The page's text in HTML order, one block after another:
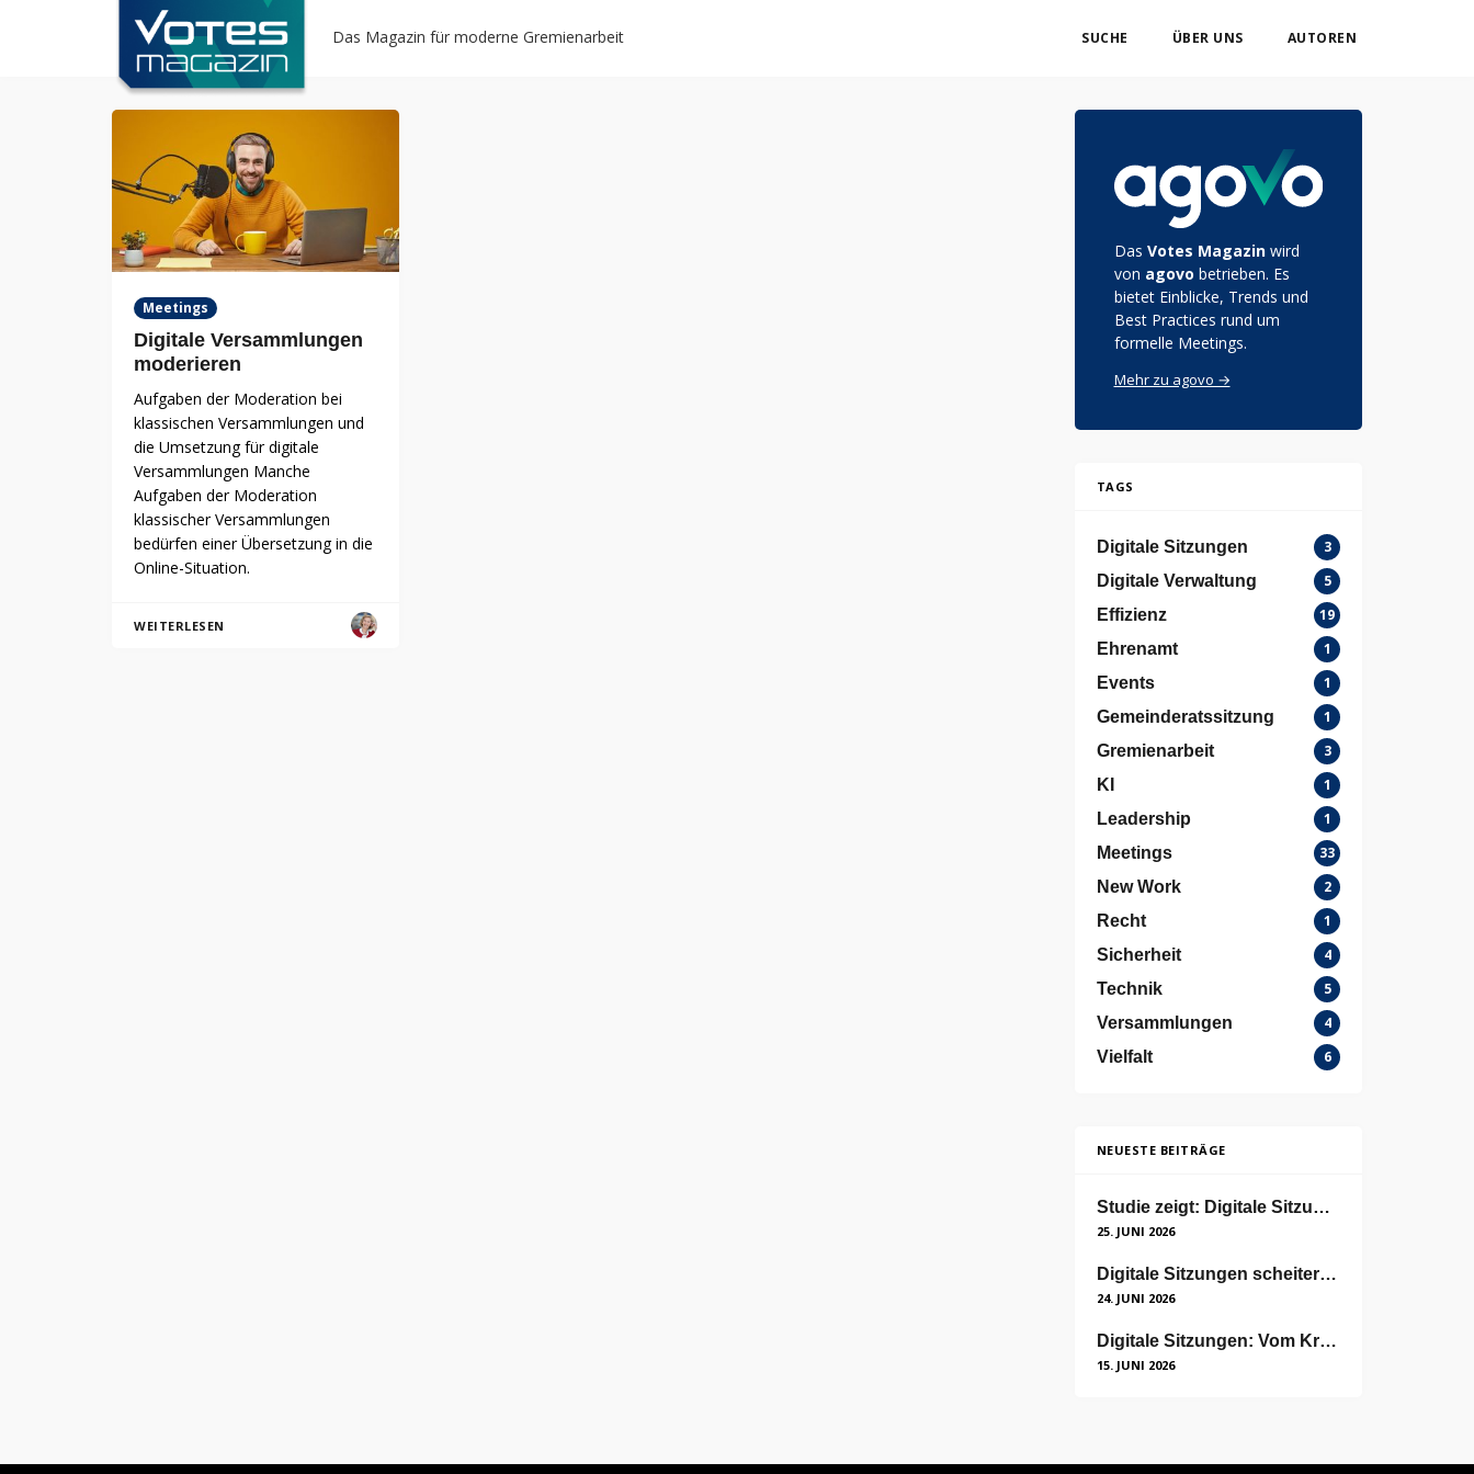
Das Magazin für moderne Gremienarbeit SUCHE ÜBER UNS AUTOREN
Meetings
Digitale Versammlungen
moderieren
Aufgaben der Moderation bei
klassischen Versammlungen und
die Umsetzung für digitale
Versammlungen Manche
Aufgaben der Moderation
klassischer Versammlungen
bedürfen einer Übersetzung in die
Online-Situation.
WEITERLESEN
Das Votes Magazinwird
von agovo betrieben. Es
bietet Einblicke, Trends und
Best Practices rund um
formelle Meetings.
Mehr zu agovo →
TAGS
Digitale Sitzungen
3
Digitale Verwaltung
5
Effizienz
19
Ehrenamt
1
Events
1
Gemeinderatssitzung
1
Gremienarbeit
3
KI
1
Leadership
1
Meetings
33
New Work
2
Recht
1
Sicherheit
4
Technik
5
Versammlungen
4
Vielfalt
6
NEUESTE BEITRÄGE
Studie zeigt: Digitale Sitzungen sind nicht unpersönlich
25. JUNI 2026
Digitale Sitzungen scheitern nicht an der Technik, sondern an der Akzeptanz
24. JUNI 2026
Digitale Sitzungen: Vom Kriseninstrument zum neuen Standard
15. JUNI 2026